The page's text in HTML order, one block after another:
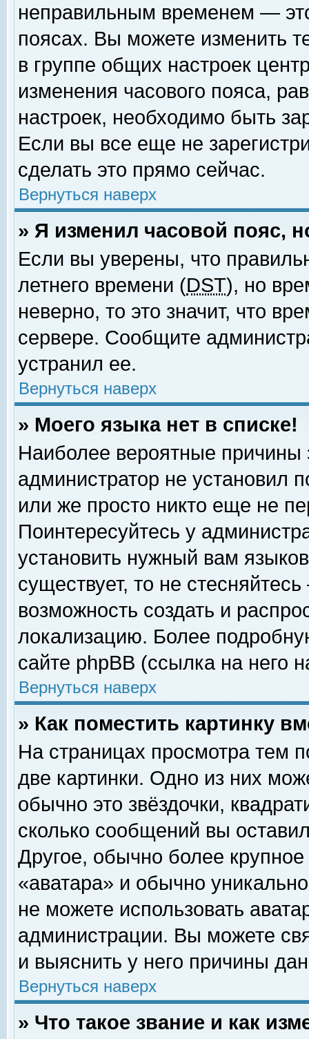
неправильным временем —
поясах. Вы можете изменить
в группе общих настроек
изменения часового пояса,
настроек, необходимо быть
Если вы все еще не
сделать это прямо сейчас.
Вернуться наверх
» Я изменил часовой пояс,
Если вы уверены, что
летнего времени (DST), но
неверно, то это значит, что
сервере. Сообщите
устранил ее.
Вернуться наверх
» Моего языка нет в списке!
Наиболее вероятные причины
администратор не установил
или же просто никто еще не
Поинтересуйтесь у
установить нужный вам
существует, то не
возможность создать и
локализацию. Более
сайте phpBB (ссылка на него
Вернуться наверх
» Как поместить картинку
На страницах просмотра тем
две картинки. Одно из них
обычно это звёздочки,
сколько сообщений вы
Другое, обычно более
«аватара» и обычно
не можете использовать
администрации. Вы можете
и выяснить у него причины
Вернуться наверх
» Что такое звание и как